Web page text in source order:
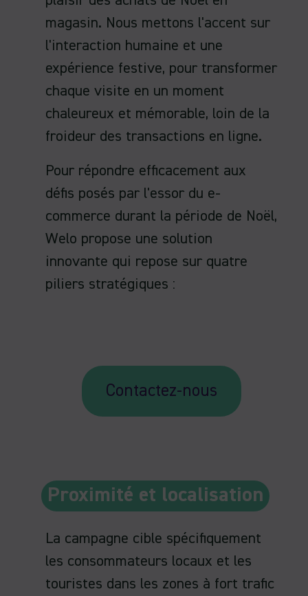
magasin. Nous mettons l'accent sur
l'interaction humaine et une
expérience festive, pour transformer
chaque visite en un moment
chaleureux et mémorable, loin de la
froideur des transactions en ligne.
Pour répondre efficacement aux
défis posés par l'essor du e-
commerce durant la période de Noël,
Welo propose une solution
innovante qui repose sur quatre
piliers stratégiques :
Contactez-nous
Proximité et localisation
La campagne cible spécifiquement
les consommateurs locaux et les
touristes dans les zones à fort trafic